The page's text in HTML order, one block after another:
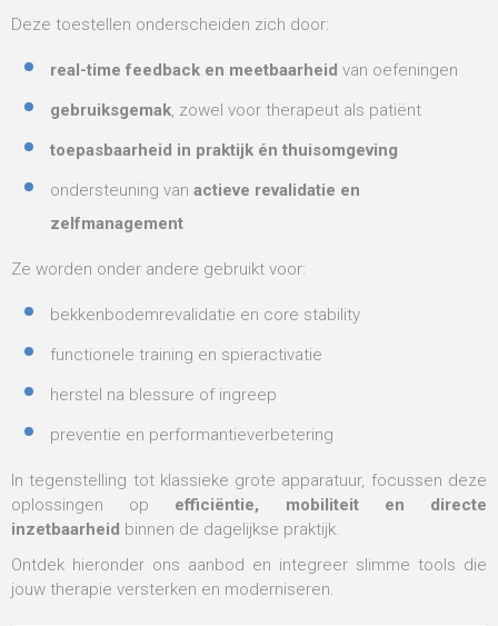
Deze toestellen onderscheiden zich door:
real-time feedback en meetbaarheid van oefeningen
gebruiksgemak, zowel voor therapeut als patiënt
toepasbaarheid in praktijk én thuisomgeving
ondersteuning van actieve revalidatie en
zelfmanagement
Ze worden onder andere gebruikt voor:
bekkenbodemrevalidatie en core stability
functionele training en spieractivatie
herstel na blessure of ingreep
preventie en performantieverbetering
In tegenstelling tot klassieke grote apparatuur, focussen deze
oplossingen op efficiëntie, mobiliteit en directe
inzetbaarheid binnen de dagelijkse praktijk.
Ontdek hieronder ons aanbod en integreer slimme tools die
jouw therapie versterken en moderniseren.